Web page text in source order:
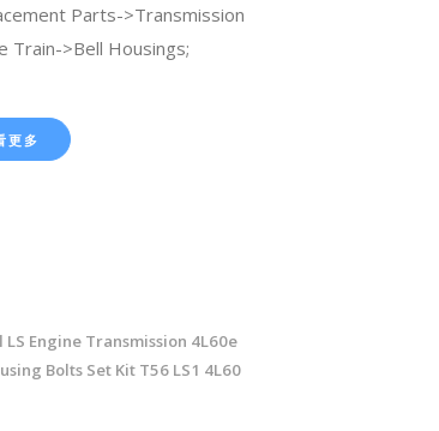
Parts->Transmission
Train->Bell Housings;
更多
LS Engine Transmission 4L60e
Bolts Set Kit T56 LS1 4L60